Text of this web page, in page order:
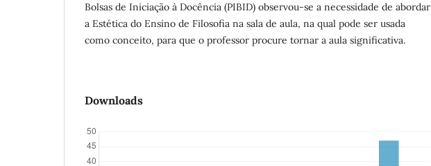
Bolsas de Iniciação à Docência (PIBID) observou-se a necessidade de abordar
a Estética do Ensino de Filosofia na sala de aula, na qual pode ser usada
como conceito, para que o professor procure tornar a aula significativa.
Downloads